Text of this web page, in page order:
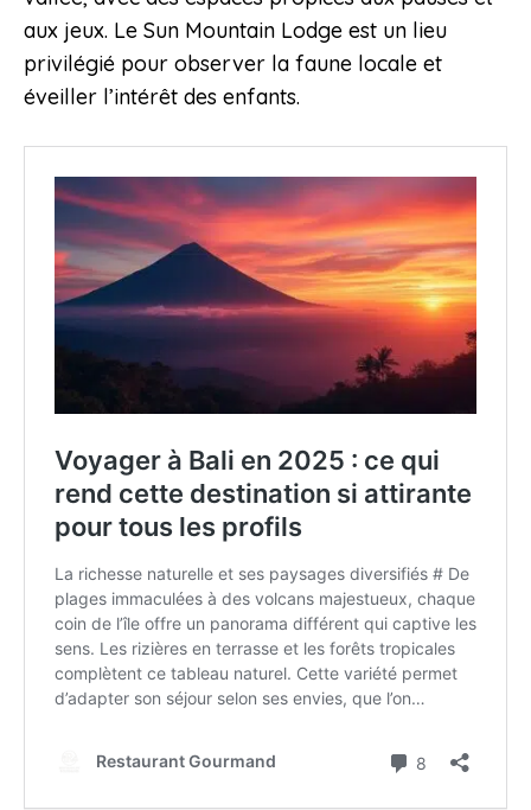
aux jeux. Le Sun Mountain Lodge est un lieu
privilégié pour observer la faune locale et
éveiller l’intérêt des enfants.